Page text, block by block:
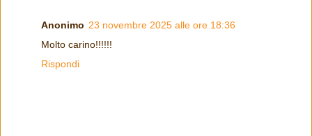
Anonimo 23 novembre 2025 alle ore 18:36
Molto carino!!!!!!
Rispondi